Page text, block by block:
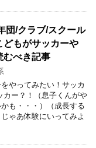
団/クラブ/スクール
どもがサッカーや
むべき記事
やってみたい！サッカ
カー？！（息子くんがや
も・・・）（成長する
ゃあ体験にいってみよ